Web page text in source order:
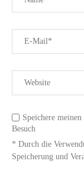
Speichere
Besuch
* Durch die
Speicherung und